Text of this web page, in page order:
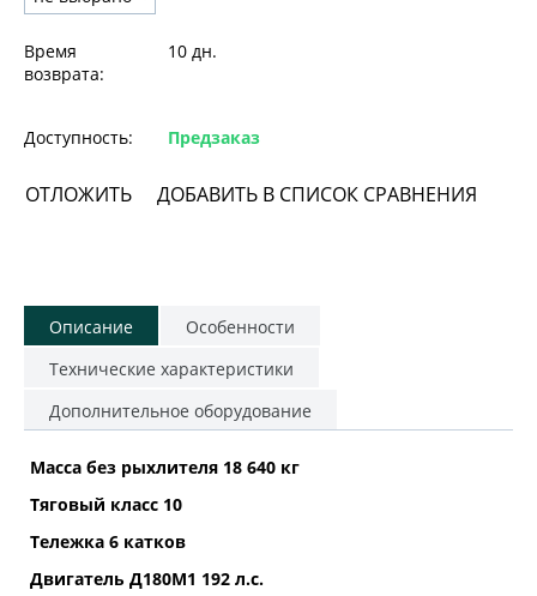
Время
возврата:
10 дн.
Доступность: Предзаказ
ОТЛОЖИТЬ ДОБАВИТЬ В СПИСОК СРАВНЕНИЯ
Описание
Особенности
Технические характеристики
Дополнительное оборудование
Масса без рыхлителя 18 640 кг
Тяговый класс 10
Тележка 6 катков
Двигатель Д180М1 192 л.с.